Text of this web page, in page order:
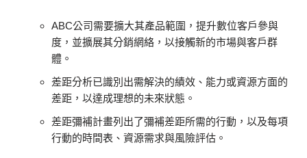
ABC公司需要擴大其產品範圍，提升數位客戶參與
度，並擴展其分銷網絡，以接觸新的市場與客戶群
體。
差距分析已識別出需解決的績效、能力或資源方面的
差距，以達成理想的未來狀態。
差距彌補計畫列出了彌補差距所需的行動，以及每項
行動的時間表、資源需求與風險評估。